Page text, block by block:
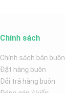
Chính sách
Chính sách bán buôn
Đặt hàng buôn
Đổi trả hàng buôn